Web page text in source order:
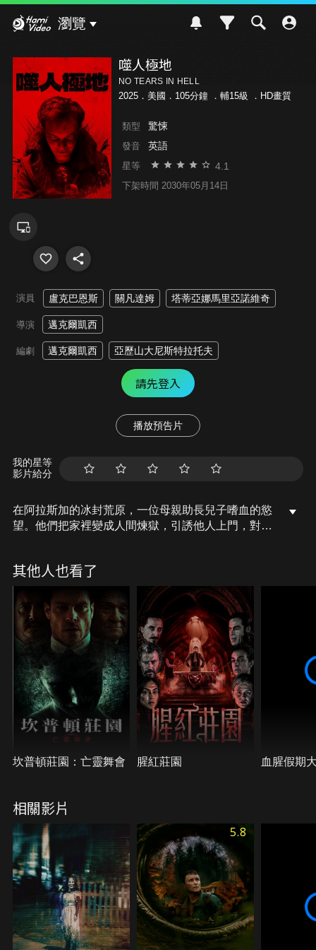
瀏覽
噬人極地
NO TEARS IN HELL
2025．美國．105分鐘 ． 輔15級 ．HD畫質
類型 驚悚
發音 英語
星等 4.1
下架時間 2030年05月14日
演員 盧克巴恩斯 關凡達姆 塔蒂亞娜馬里亞諾維奇
導演 邁克爾凱西
編劇 邁克爾凱西 亞歷山大尼斯特拉托夫
請先登入
播放預告片
我的星等
影片給分
在阿拉斯加的冰封荒原，一位母親助長兒子嗜血的慾
望。他們把家裡變成人間煉獄，引誘他人上門，對他
其他人也看了
坎普頓莊園：亡靈舞會 腥紅莊園 血腥假期
相關影片
5.8